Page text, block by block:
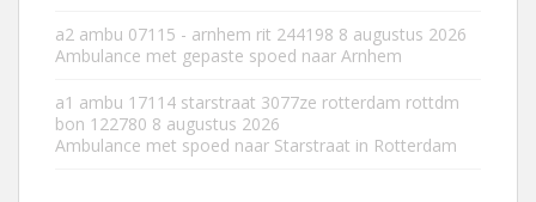
a2 ambu 07115 - arnhem rit 244198 8 augustus 2026
Ambulance met gepaste spoed naar Arnhem
a1 ambu 17114 starstraat 3077ze rotterdam rottdm
bon 122780 8 augustus 2026
Ambulance met spoed naar Starstraat in Rotterdam